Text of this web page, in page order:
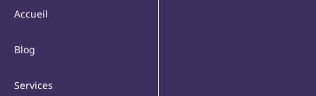
Accueil
Blog
Services